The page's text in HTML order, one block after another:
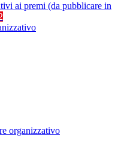
ai premi (da pubblicare in
organizzativo